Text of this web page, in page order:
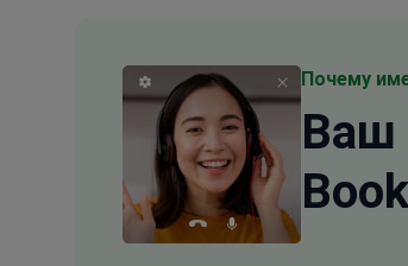
Почему
Ваш